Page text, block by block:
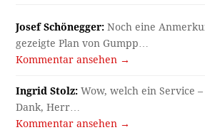
Josef Schönegger: Noch eine
gezeigte Plan von Gumpp…
Kommentar ansehen →
Ingrid Stolz: Wow, welch ein Service
Dank, Herr…
Kommentar ansehen →